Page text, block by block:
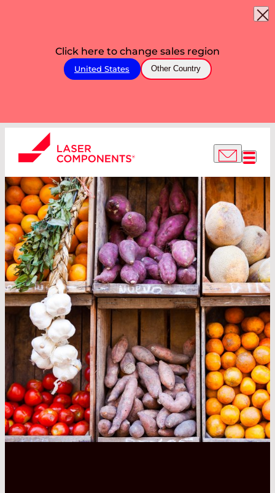
Click here to change sales region
United States Other Country